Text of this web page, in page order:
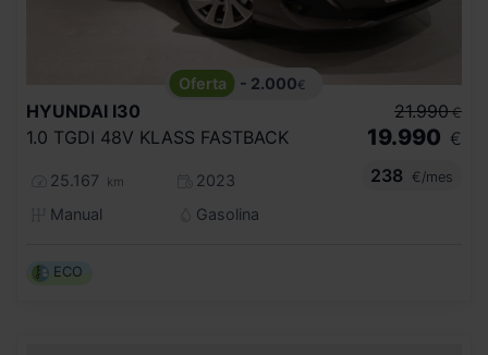
- 2.000€
HYUNDAI I30
1.0 TGDI 48V KLASS FASTBACK
25.167 km
2023
Manual
Gasolina
21.990 €
19.990 €
238
€/mes
ECO